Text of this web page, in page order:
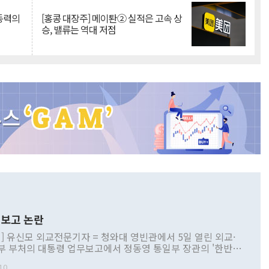
의 [홍콩 대장주] 메이퇀② 실적은 고속 상
승, 밸류는 역대 저점
고 논란
유신모 외교전문기자 = 청와대 영빈관에서 5일 열린 외교·
부처의 대통령 업무보고에서 정동영 통일부 장관의 '한반도